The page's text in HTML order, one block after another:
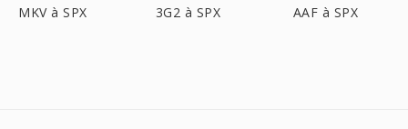
MKV à SPX 3G2 à SPX AAF à SPX